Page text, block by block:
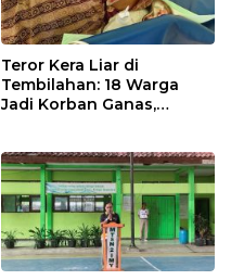
Teror Kera Liar di
Tembilahan: 18 Warga
Jadi Korban Ganas,